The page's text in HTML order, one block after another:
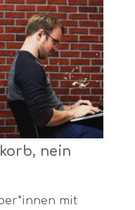
nein
mit